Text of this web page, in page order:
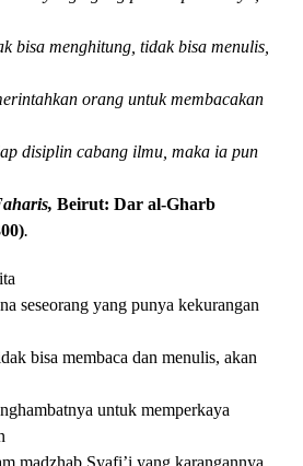
bisa menghitung, tidak bisa menulis,
orang untuk membacakan
disiplin cabang ilmu, maka ia pun
Beirut: Dar al-Gharb
.
seseorang yang punya kekurangan
bisa membaca dan menulis, akan
untuk memperkaya
madzhab Syafi’i yang karangannya